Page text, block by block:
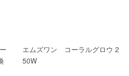
エムズワン コーラルグロウ 2
50W